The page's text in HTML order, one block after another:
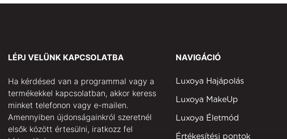
LÉPJ VELÜNK KAPCSOLATBA
Ha kérdésed van a programmal vagy a
termékekkel kapcsolatban, akkor keress
minket telefonon vagy e-mailen.
Amennyiben újdonságainkról szeretnél
elsők között értesülni, iratkozz fel
NAVIGÁCIÓ
Luxoya Hajápolás
Luxoya MakeUp
Luxoya Életmód
Értékesítési pontok